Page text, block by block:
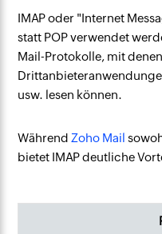
IMAP oder "Internet
statt POP verwendet
Mail-Protokolle, mit
usw. lesen können.
Während Zoho Mail
bietet IMAP deutliche